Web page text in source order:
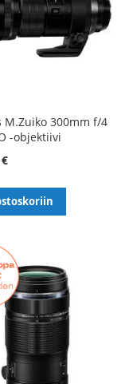
M.Zuiko 300mm f/4
-objektiivi